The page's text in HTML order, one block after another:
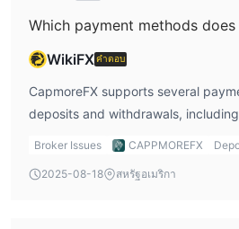
CAPMOREFXนำเสนอตราสารทางการเ
เทรด ได้แก่:
คู่สกุลเงินฟอเร็กซ์: การซื้อขายแลกเปลี่
เงินต่างๆ ซึ่งกันและกัน CAPMOREFX มีคู่
รวมถึงคู่หลัก เช่น eur/usd, gbp/usd แล
ใหม่ เช่น eur/try และ usd/brl
ดัชนี: การซื้อขายดัชนีเกี่ยวข้องกับการซื้อ
นิยม เช่น s&p 500, ftse 100 และ
recommend confirming the exact
prefers to trade occasionally or
period.
WikiFXคำตอบ
CapmoreFX supports several
deposits and withdrawals,
credit/debit cards (Visa,
it provides flexibility and
Broker Issues CAPPMOREFX
2025-08-18 สหรัฐอเมริกา